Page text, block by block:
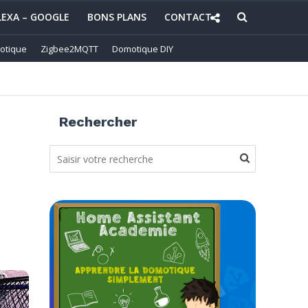
– GOOGLE BONS PLANS CONTACT
Zigbee2MQTT Domotique DIY
Rechercher